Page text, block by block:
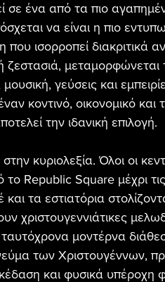
σε ένα από τα πιο
να είναι η πιο
ισορροπεί διακριτικά
ζεστασιά, μεταμορφώνεται
γεύσεις και
κοντινό, οικονομικό και
την ιδανική επιλογή.
κυριολεξία. Όλοι οι
Republic Square μέχρι
τα εστιατόρια
χριστουγεννιάτικες
μοντέρνα
των Χριστουγέννων,
και φυσικά υπέροχη